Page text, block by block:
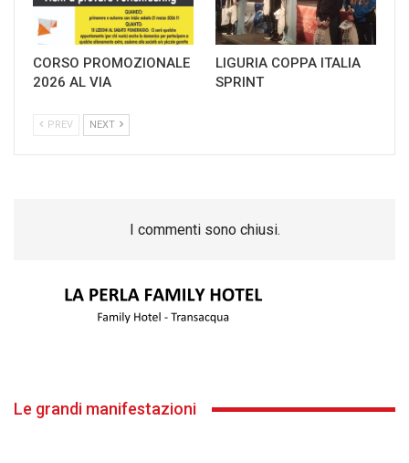
CORSO PROMOZIONALE
2026 AL VIA
LIGURIA COPPA ITALIA
SPRINT
PREV NEXT
I commenti sono chiusi.
Le grandi manifestazioni